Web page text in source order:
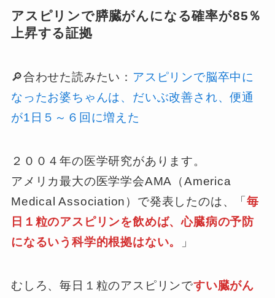
アスピリンで膵臓がんになる確率が85％
上昇する証拠
🔎合わせた読みたい： アスピリンで脳卒中に
なったお婆ちゃんは、だいぶ改善され、便通
が1日５～６回に増えた
２００４年の医学研究があります。
アメリカ最大の医学学会AMA（America
Medical Association）で発表したのは、「毎
日１粒のアスピリンを飲めば、心臓病の予防
になるいう科学的根拠はない。
」
むしろ、毎日１粒のアスピリンですい臓がん